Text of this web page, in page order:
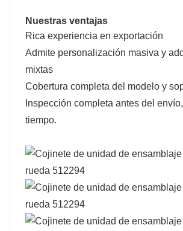
Nuestras ventajas
Rica experiencia en exportación
Admite personalización masiva y
mixtas
Cobertura completa del modelo y
Inspección completa antes del
tiempo.